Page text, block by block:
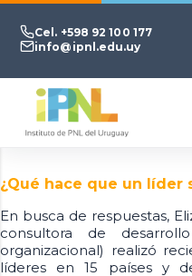
Cel. +598 92 100 177
info@ipnl.edu.uy
Ir al
¿Qué hace que un líder
En busca de respuestas,
consultora de
organizacional) realizó
líderes en 15 países y